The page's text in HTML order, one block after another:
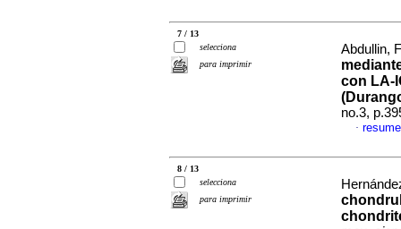
7 / 13
selecciona
para imprimir
Abdullin,
con LA-
no.3,
·
8 / 13
selecciona
para imprimir